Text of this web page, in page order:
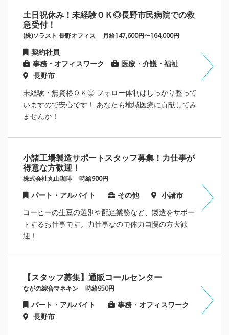
土日祝休み！未経験ＯＫ◎長野市民病院での救
急受付！
(株)ソラスト 長野オフィス 月給147,600円〜164,000円
契約社員
事務・オフィスワーク
医療・介護・福祉
長野市
未経験・無資格ＯＫ◎ フォロー体制はしっかり整って
いますので安心です！ あなたも地域医療に貢献してみ
ませんか！
小諸工場製造サポートスタッフ募集！力仕事が
得意な方歓迎！
株式会社丸山珈琲 時給900円
パート・アルバイト その他 小諸市
コーヒーの生豆の選別や配達業務など、製造をサポー
トするお仕事です。力仕事なので体力自慢の方大歓
迎！
【スタッフ募集】通販コールセンター
ながの綜合マネキン 時給950円
パート・アルバイト
事務・オフィスワーク
長野市